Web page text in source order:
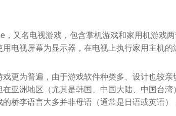
，又名电视游戏，包含掌机游戏和家用机游戏
电视屏幕为显示器，在电视上执行家用主机的
更为普遍，由于游戏软件种类多、设计也较
亚洲地区（尤其是韩国、中国大陆、中国台湾
桥李语言大多并非母语（通常是日语或英语）